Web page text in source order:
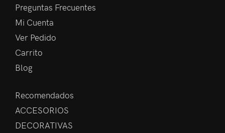
Preguntas Frecuentes
Mi Cuenta
Ver Pedido
Carrito
Blog
Recomendados
ACCESORIOS
DECORATIVAS